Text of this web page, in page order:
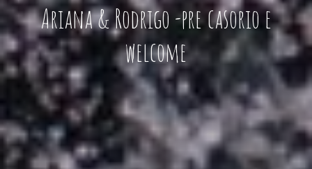
Ariana & Rodrigo -pre casorio e
welcome